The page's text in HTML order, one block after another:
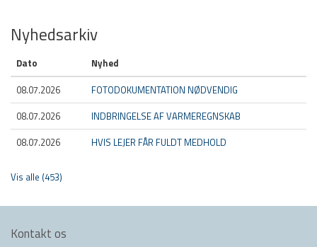
Nyhedsarkiv
Dato
Nyhed
08.07.2026
FOTODOKUMENTATION NØDVENDIG
08.07.2026
INDBRINGELSE AF VARMEREGNSKAB
08.07.2026
HVIS LEJER FÅR FULDT MEDHOLD
Vis alle (453)
Kontakt os